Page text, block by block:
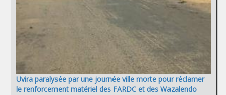
Uvira paralysée par une journée ville morte pour réclamer
le renforcement matériel des FARDC et des Wazalendo